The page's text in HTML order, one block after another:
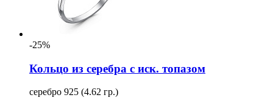
-25%
Кольцо из серебра с иск. топазом
серебро 925 (4.62 гр.)